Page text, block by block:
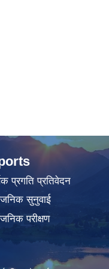
प्रगति प्रतिवेदन
सुनुवाई
परीक्षण